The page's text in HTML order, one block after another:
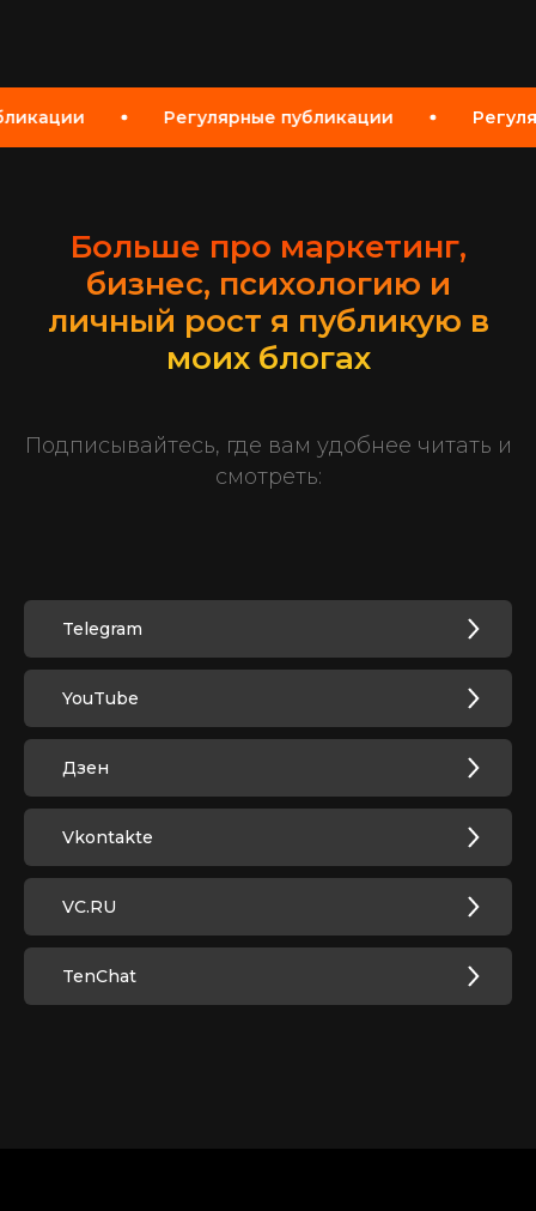
публикации Регулярные публикации
Больше про маркетинг,
бизнес, психологию и
личный рост я публикую в
моих блогах
Подписывайтесь, где вам удобнее читать и
смотреть:
Telegram
YouTube
Дзен
Vkontakte
VC.RU
TenChat